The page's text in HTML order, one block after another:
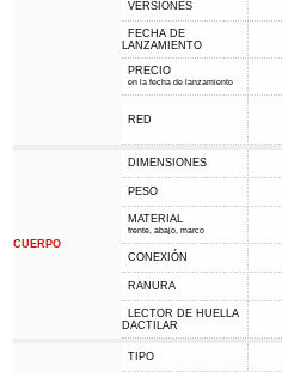
VERSIONES
FECHA DE
LANZAMIENTO
PRECIO
en la fecha de lanzamiento
RED
CUERPO
DIMENSIONES
PESO
MATERIAL
frente, abajo, marco
CONEXIÓN
RANURA
LECTOR DE HUELLA
DACTILAR
TIPO